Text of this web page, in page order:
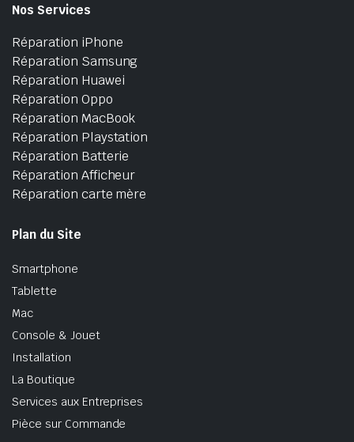
Nos Services
Réparation iPhone
Réparation Samsung
Réparation Huawei
Réparation Oppo
Réparation MacBook
Réparation Playstation
Réparation Batterie
Réparation Afficheur
Réparation carte mère
Plan du Site
Smartphone
Tablette
Mac
Console & Jouet
Installation
La Boutique
Services aux Entreprises
Pièce sur Commande